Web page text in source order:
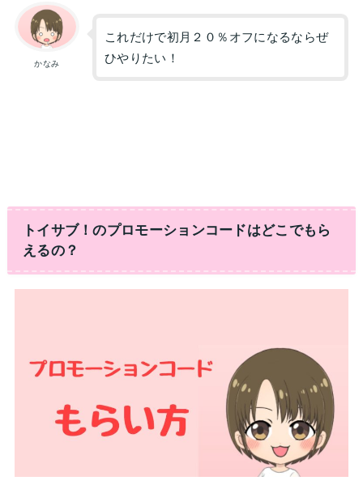
かなみ
これだけで初月２０％オフになるならぜ
ひやりたい！
トイサブ！のプロモーションコードはどこでもら
えるの？